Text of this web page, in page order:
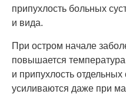
припухлость больных
и вида.
При остром начале
повышается
и припухлость
усиливаются даже при